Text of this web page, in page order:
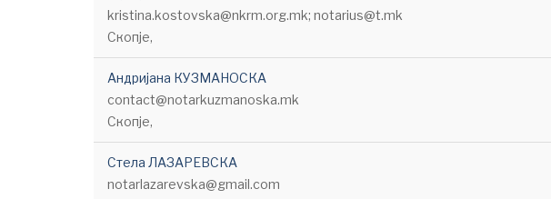
kristina.kostovska@nkrm.org.mk; notarius@t.mk
Скопје,
Андријана КУЗМАНОСКА
contact@notarkuzmanoska.mk
Скопје,
Стела ЛАЗАРЕВСКА
notarlazarevska@gmail.com